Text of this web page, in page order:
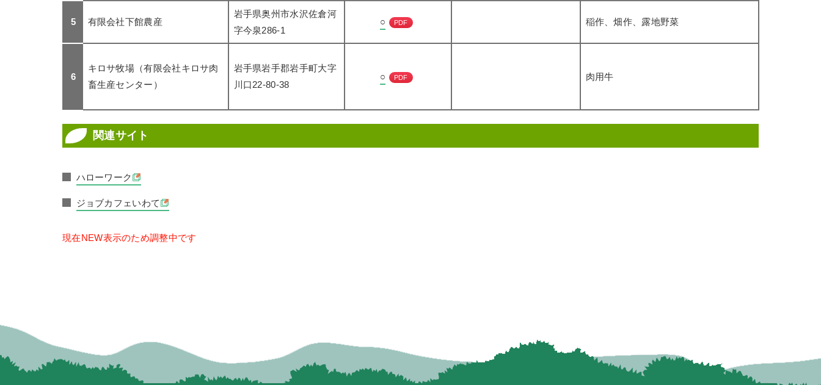
5 有限会社下館農産
岩手県奥州市水沢佐倉河
字今泉286-1
○ PDF 稲作、畑作、露地野菜
6
キロサ牧場（有限会社キロサ肉
畜生産センター）
岩手県岩手郡岩手町大字
川口22-80-38
○ PDF 肉用牛
関連サイト
ハローワーク
ジョブカフェいわて
現在NEW表示のため調整中です